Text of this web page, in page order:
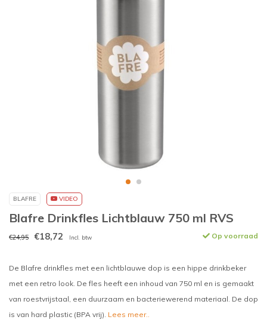
BLAFRE VIDEO
Blafre Drinkfles Lichtblauw 750 ml RVS
€24,95 €18,72 Incl. btw Op voorraad
De Blafre drinkfles met een lichtblauwe dop is een hippe drinkbeker
met een retro look. De fles heeft een inhoud van 750 ml en is gemaakt
van roestvrijstaal, een duurzaam en bacteriewerend materiaal. De dop
is van hard plastic (BPA vrij). Lees meer..